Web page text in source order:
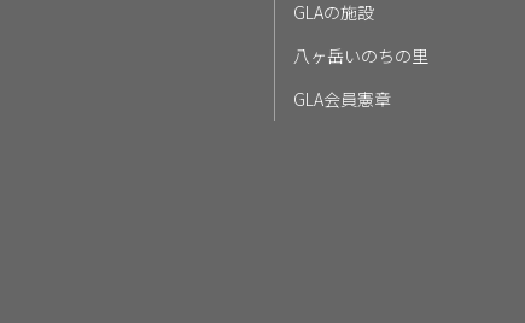
GLAの施設
八ヶ岳いのちの里
GLA会員憲章